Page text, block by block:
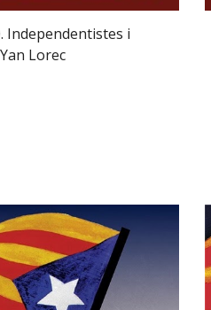
Independentistes i
Lorec